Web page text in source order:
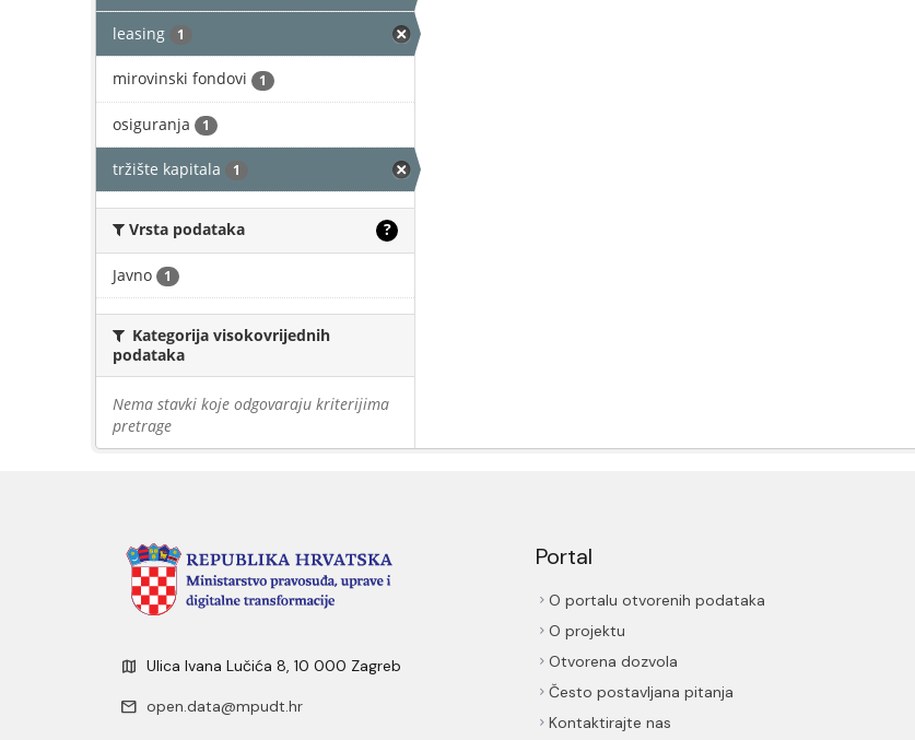
leasing 1
mirovinski fondovi 1
osiguranja 1
tržište kapitala 1
Vrsta podataka ?
Javno 1
Kategorija visokovrijednih
podataka
Nema stavki koje odgovaraju kriterijima
pretrage